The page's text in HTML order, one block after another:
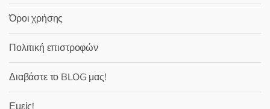
Όροι χρήσης
Πολιτική επιστροφών
Διαβάστε το BLOG μας!